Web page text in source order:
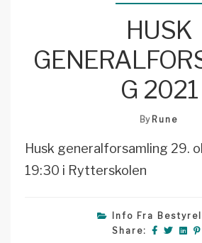
HUSK
G 2021
By Rune
Husk generalforsamling 29.
19:30 i Rytterskolen
Info Fra
Share: